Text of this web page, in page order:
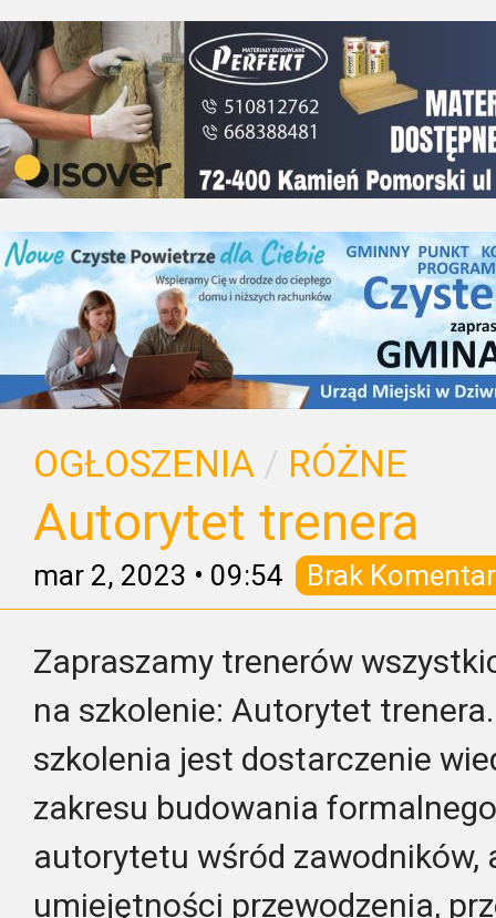
OGŁOSZENIA / RÓŻNE
Autorytet trenera
mar 2, 2023 • 09:54 Brak
Zapraszamy trenerów
na szkolenie: Autorytet
szkolenia jest dostarczenie
zakresu budowania
autorytetu wśród zawodników,
umiejętności przewodzenia,